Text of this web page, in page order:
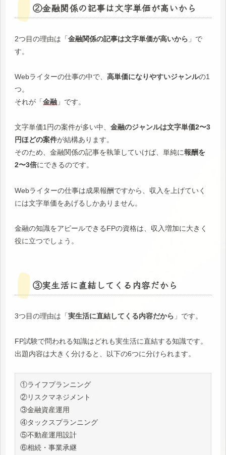
②金融関係の記事は文字単価が高いから
2つ目の理由は「金融関係の記事は文字単価が高いから 」で
す。
Webライターの仕事の中で、 高単価になりやすいジャンルの1
つ。
それが「金融 」です。
文字単価1円の案件が多い中、 金融のジャンルは文字単価2〜3
円ほどの案件が結構あります。
そのため、金融関係の記事を執筆していけば、単純に報酬を
2〜3倍にできるのです。
Webライターの仕事は成果報酬ですから、収入を上げていく
には文字単価をあげるしかありません。
金融の知識をアピールできるFPの資格は、収入増加に大きく
役に立つでしょう。
③実生活に直結してくる内容だから
3つ目の理由は「実生活に直結してくる内容だから 」です。
FP試験で問われる知識はどれも実生活に直結する知識です。
出題内容は大きく分けると、以下の6つに分けられます。
①ライフプランニング
②リスクマネジメント
③金融資産運用
④タックスプランニング
⑤不動産運用設計
⑥相続・事業承継